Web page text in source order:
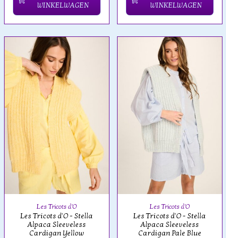
WINKELWAGEN
WINKELWAGEN
Les Tricots d'O
Les Tricots d'O - Stella
Alpaca Sleeveless
Cardigan Yellow
Les Tricots d'O
Les Tricots d'O - Stella
Alpaca Sleeveless
Cardigan Pale Blue